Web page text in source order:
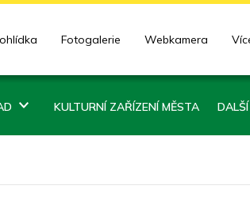
Fotogalerie Webkamera
KULTURNÍ ZAŘÍZENÍ MĚSTA